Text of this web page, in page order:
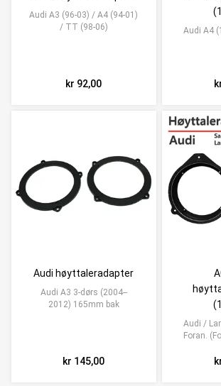
Audi A3 (96-03) / A4 (94-01)
/ TT (98-06)
kr 92,00
Audi A4
Audi høyttaleradapter
Audi A3 3-dørs (2004--
2012) 165mm bak
kr 145,00
Audi /
Foran.